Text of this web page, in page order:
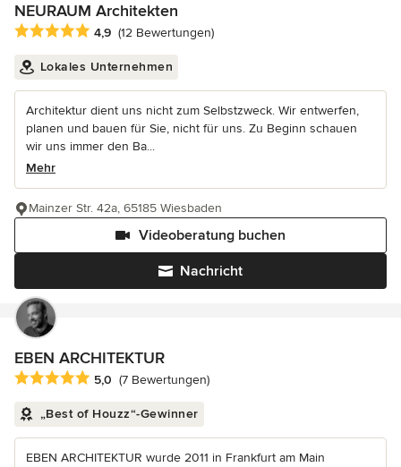
NEURAUM Architekten
Durchschnittliche Bewertung: 4.9 von 5 Sternen
4,9 (12 Bewertungen)
Lokales Unternehmen
Architektur dient uns nicht zum Selbstzweck. Wir entwerfen,
planen und bauen für Sie, nicht für uns. Zu Beginn schauen
wir uns immer den Ba...
Mehr
Nachricht
Videoberatung buchen
Mainzer Str. 42a, 65185 Wiesbaden
EBEN ARCHITEKTUR
Durchschnittliche Bewertung: 5 von 5 Sternen
5,0 (7 Bewertungen)
„Best of Houzz“-Gewinner
EBEN ARCHITEKTUR wurde 2011 in Frankfurt am Main